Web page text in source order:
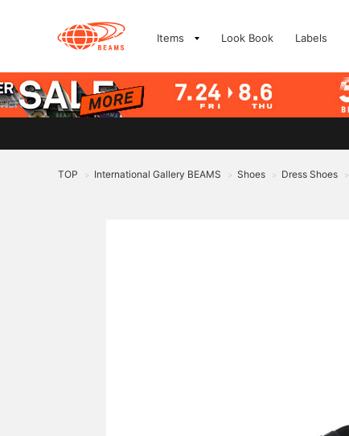
Items Look Book Labels
TOP > International Gallery BEAMS > Shoes > Dress Shoes >